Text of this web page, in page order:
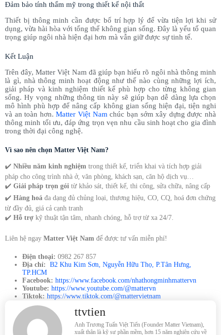
Đảm bảo tính thẩm mỹ trong thiết kế nội thất
Thiết bị thông minh cần được bố trí hợp lý để vừa tiện lợi khi sử
dụng, vừa hài hòa với tổng thể không gian sống. Đây là yếu tố quan
trọng giúp ngôi nhà hiện đại hơn mà vẫn giữ được sự tinh tế.
Kết Luận
Trên đây, Matter Việt Nam đã giúp bạn hiểu rõ ngôi nhà thông minh
là gì, nhà thông minh hoạt động như thế nào cùng những lợi ích,
giải pháp và kinh nghiệm thiết kế phù hợp cho từng không gian
sống. Hy vọng những thông tin này sẽ giúp bạn dễ dàng lựa chọn
mô hình phù hợp để nâng cấp không gian sống hiện đại, tiện nghi
và an toàn hơn.Matter Việt Nam chúc bạn sớm xây dựng được nhà
thông minh tối ưu, đáp ứng trọn vẹn nhu cầu sinh hoạt cho gia đình
trong thời đại công nghệ.
Vì sao nên chọn Matter Việt Nam?
✔️ Nhiều năm kinh nghiệm trong thiết kế, triển khai và tích hợp giải
pháp cho công trình nhà ở, văn phòng, khách sạn, căn hộ dịch vụ…
✔️ Giải pháp trọn gói từ khảo sát, thiết kế, thi công, sửa chữa, nâng cấp
✔️ Hàng hoá đa dạng đủ chủng loại, thương hiệu, CO, CQ, hoá đơn chứng
từ đầy đủ, giá cả cạnh tranh
✔️ Hỗ trợ kỹ thuật tận tâm, nhanh chóng, hỗ trợ từ xa 24/7.
Liên hệ ngay Matter Việt Nam để được tư vấn miễn phí!
Điện thoại: 0982 267 857
Địa chỉ: B2 Khu Kim Sơn, Nguyễn Hữu Thọ, P.Tân Hưng,
TP.HCM
Facebook: https://www.facebook.com/nhathongminhmattervn
Youtube: https://www.youtube.com/@mattervn
Tiktok: https://www.tiktok.com/@mattervietnam
ttvtien
Anh Trương Tuấn Việt Tiến (Founder Matter Vietnam),
xuất thân là kỹ sư phần mềm, hơn 15 năm nghiên cứu về